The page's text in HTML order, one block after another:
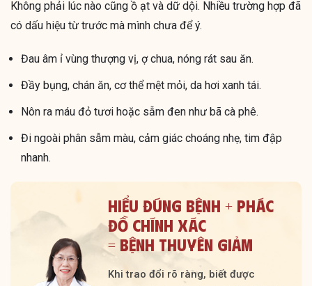
Không phải lúc nào cũng ồ ạt và dữ dội. Nhiều trường hợp đã
có dấu hiệu từ trước mà mình chưa để ý.
Đau âm ỉ vùng thượng vị, ợ chua, nóng rát sau ăn.
Đầy bụng, chán ăn, cơ thể mệt mỏi, da hơi xanh tái.
Nôn ra máu đỏ tươi hoặc sẫm đen như bã cà phê.
Đi ngoài phân sẫm màu, cảm giác choáng nhẹ, tim đập
nhanh.
HIỂU ĐÚNG BỆNH + PHÁC
ĐỒ CHÍNH XÁC
= BỆNH THUYÊN GIẢM
Khi trao đổi rõ ràng, biết được